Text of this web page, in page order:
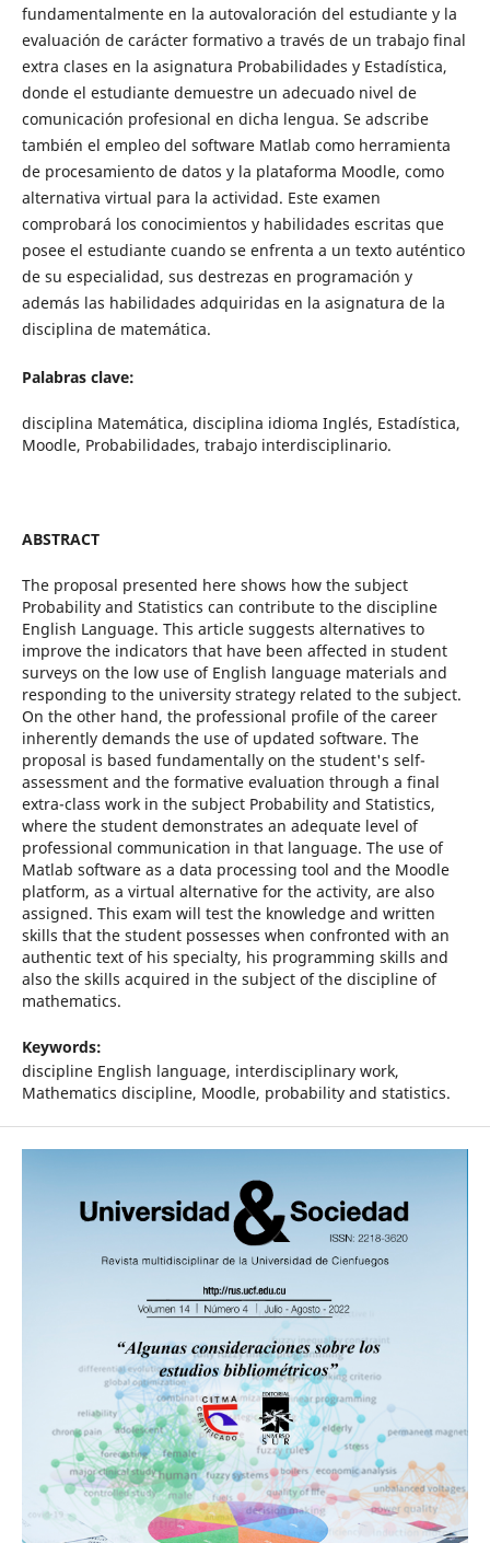
fundamentalmente en la autovaloración del estudiante y la
evaluación de carácter formativo a través de un trabajo final
extra clases en la asignatura Probabilidades y Estadística,
donde el estudiante demuestre un adecuado nivel de
comunicación profesional en dicha lengua. Se adscribe
también el empleo del software Matlab como herramienta
de procesamiento de datos y la plataforma Moodle, como
alternativa virtual para la actividad. Este examen
comprobará los conocimientos y habilidades escritas que
posee el estudiante cuando se enfrenta a un texto auténtico
de su especialidad, sus destrezas en programación y
además las habilidades adquiridas en la asignatura de la
disciplina de matemática.
Palabras clave:
disciplina Matemática, disciplina idioma Inglés, Estadística,
Moodle, Probabilidades, trabajo interdisciplinario.
ABSTRACT
The proposal presented here shows how the subject
Probability and Statistics can contribute to the discipline
English Language. This article suggests alternatives to
improve the indicators that have been affected in student
surveys on the low use of English language materials and
responding to the university strategy related to the subject.
On the other hand, the professional profile of the career
inherently demands the use of updated software. The
proposal is based fundamentally on the student's self-
assessment and the formative evaluation through a final
extra-class work in the subject Probability and Statistics,
where the student demonstrates an adequate level of
professional communication in that language. The use of
Matlab software as a data processing tool and the Moodle
platform, as a virtual alternative for the activity, are also
assigned. This exam will test the knowledge and written
skills that the student possesses when confronted with an
authentic text of his specialty, his programming skills and
also the skills acquired in the subject of the discipline of
mathematics.
Keywords:
discipline English language, interdisciplinary work,
Mathematics discipline, Moodle, probability and statistics.